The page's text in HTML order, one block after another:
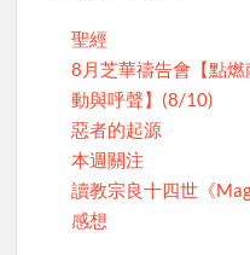
聖經
8月芝華禱告會【點
動與呼聲】(8/10)
惡者的起源
本週關注
讀教宗良十四世《
感想